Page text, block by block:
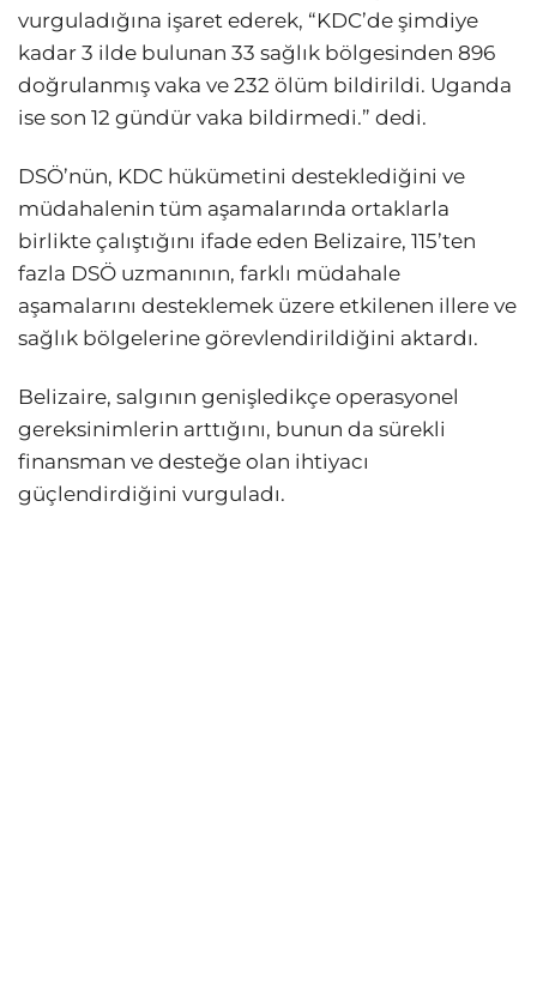
vurguladığına işaret ederek, “KDC’de şimdiye
kadar 3 ilde bulunan 33 sağlık bölgesinden 896
doğrulanmış vaka ve 232 ölüm bildirildi. Uganda
ise son 12 gündür vaka bildirmedi.” dedi.
DSÖ’nün, KDC hükümetini desteklediğini ve
müdahalenin tüm aşamalarında ortaklarla
birlikte çalıştığını ifade eden Belizaire, 115’ten
fazla DSÖ uzmanının, farklı müdahale
aşamalarını desteklemek üzere etkilenen illere ve
sağlık bölgelerine görevlendirildiğini aktardı.
Belizaire, salgının genişledikçe operasyonel
gereksinimlerin arttığını, bunun da sürekli
finansman ve desteğe olan ihtiyacı
güçlendirdiğini vurguladı.